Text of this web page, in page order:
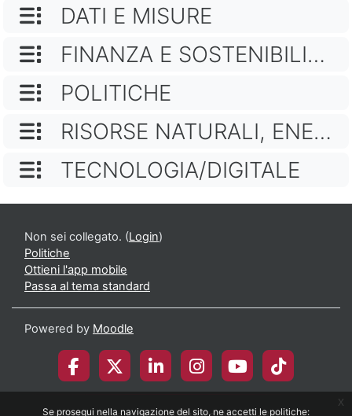
Se prosegui nella navigazione del sito, ne accetti le politiche:
x
NOME CATEGORIA
DATI E MISURE
NOME CATEGORIA
FINANZA E SOSTENIBILITÀ AZIENDALE
NOME CATEGORIA
POLITICHE
NOME CATEGORIA
RISORSE NATURALI, ENERGIA, FONTI RINNOVABILI E CAMBIAMENTO CLIMATICO
NOME CATEGORIA
TECNOLOGIA/DIGITALE
Non sei collegato. (Login)
Politiche
Ottieni l'app mobile
Passa al tema standard
Powered by Moodle